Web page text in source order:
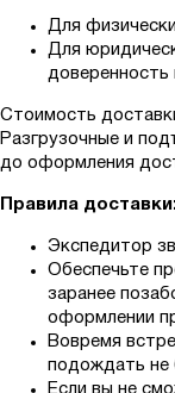
Для
Для
доверенность
Стоимость
Разгрузочные и
до оформления
Правила
Экспедитор
Обеспечьте
заранее
оформлении
Вовремя
подождать не
Если вы не